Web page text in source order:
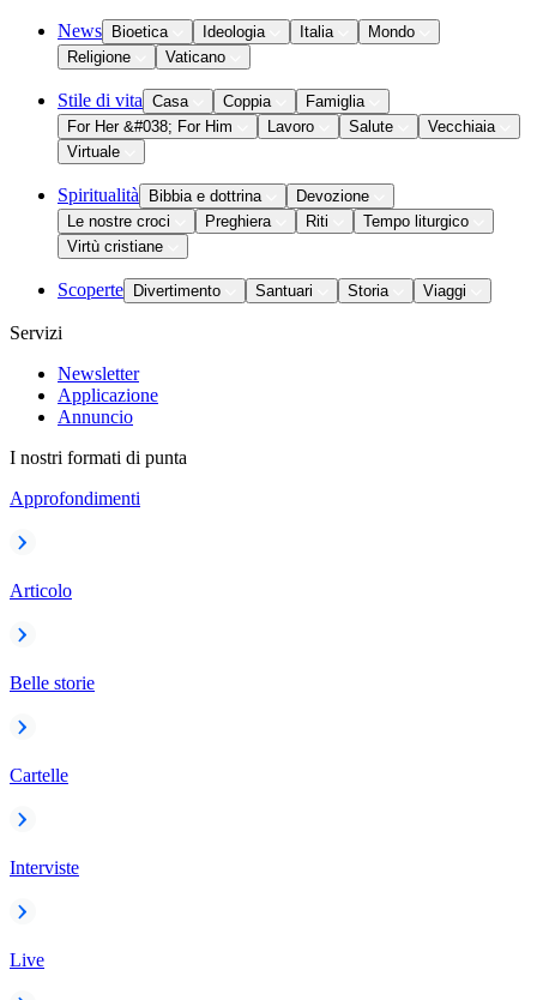
News Bioetica Ideologia Italia
Mondo
Religione
Vaticano
Stile di vita Casa Coppia
Famiglia
For Her &#038; For Him
Lavoro Salute
Vecchiaia
Virtuale
Spiritualità Bibbia e dottrina
Devozione
Le nostre croci
Preghiera Riti
Tempo liturgico
Virtù cristiane
Scoperte Divertimento Santuari Storia Viaggi
Servizi
Newsletter
Applicazione
Annuncio
I nostri formati di punta
Approfondimenti
Articolo
Belle storie
Cartelle
Interviste
Live